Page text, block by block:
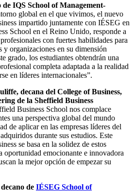
IQS School of Management-
global en el que vivimos, el nuevo
impartido juntamente con IÉSEG en
School en el Reino Unido, responde a
con fuertes habilidades para
y organizaciones en su dimensión
grado, los estudiantes obtendrán una
completa adaptada a la realidad
en líderes internacionales”.
decana del College of Business,
de la Sheffield Business
Business School nos complace
una perspectiva global del mundo
de aplicar en las empresas líderes del
durante sus estudios. Este
se basa en la solidez de estos
oportunidad emocionante e innovadora
la mejor opción de empezar su
de IÉSEG School of